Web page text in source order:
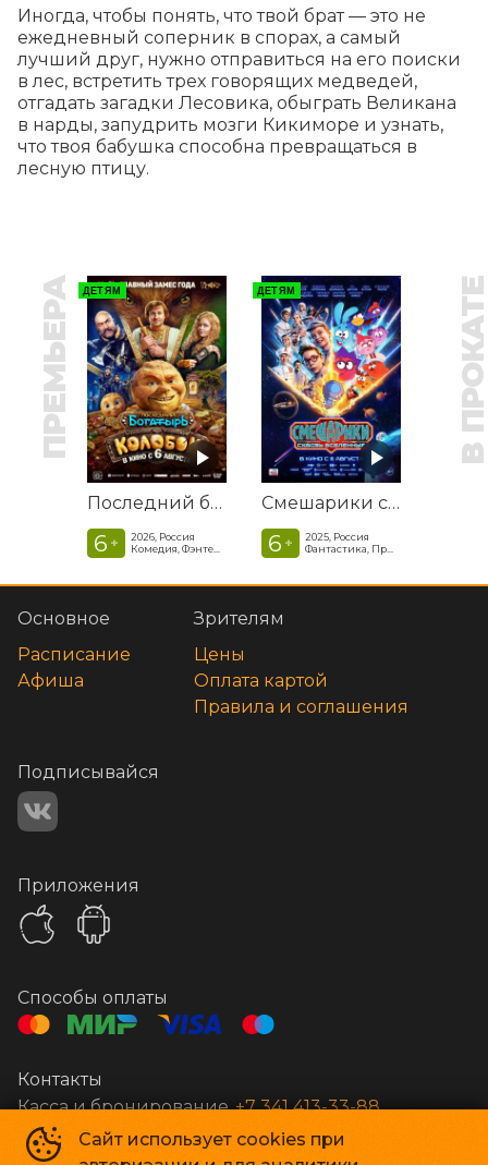
Иногда, чтобы понять, что твой брат — это не
ежедневный соперник в спорах, а самый
лучший друг, нужно отправиться на его поиски
в лес, встретить трех говорящих медведей,
отгадать загадки Лесовика, обыграть Великана
в нарды, запудрить мозги Кикиморе и узнать,
что твоя бабушка способна превращаться в
лесную птицу.
ПРЕМЬЕРА ДЕТЯМ
Последний богатырь. Колобок
6 +
2026, Россия
Комедия, Фэнтези, Приключения
ДЕТЯМ
Смешарики сквозь вселенные
6 +
2025, Россия
Фантастика, Приключенческая комедия
В
Сайт использует cookies при
Основное
Расписание
Афиша
Зрителям
Цены
Оплата картой
Правила и соглашения
Подписывайся
Приложения
Способы оплаты
Контакты
Касса и бронирование +7 341 413-33-88